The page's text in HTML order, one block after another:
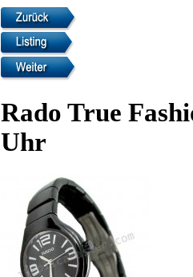
Rado True
Uhr